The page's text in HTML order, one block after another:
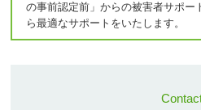
の事前認定前」からの被害者サポー
ら最適なサポートをいたします。